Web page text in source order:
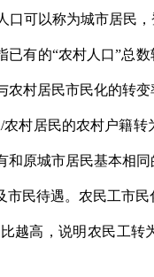
可以称为城市居民，
有的“农村人口”总
村居民市民化的转
村居民的农村户籍
和原城市居民基本相
市民待遇。农民工市
越高，说明农民工转